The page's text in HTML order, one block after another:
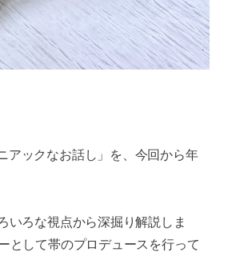
アックなお話し」を、今回から年
いろな視点から深掘り解説しま
として帯のプロデュースを行って